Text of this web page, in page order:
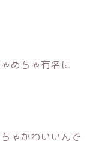
めちゃ有名に
ゃかわいいんで